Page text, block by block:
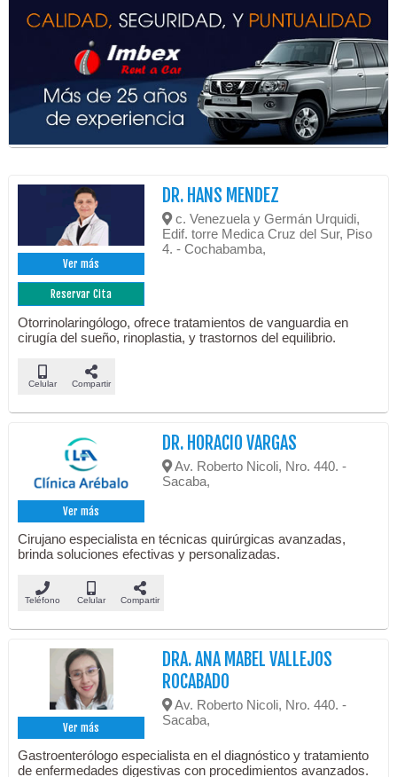
Ver más
Reservar Cita
DR. HANS MENDEZ
c. Venezuela y Germán Urquidi,
Edif. torre Medica Cruz del Sur, Piso
4. - Cochabamba,
Otorrinolaringólogo, ofrece tratamientos de vanguardia en
cirugía del sueño, rinoplastia, y trastornos del equilibrio.
Celular Compartir
Ver más
DR. HORACIO VARGAS
Av. Roberto Nicoli, Nro. 440. -
Sacaba,
Cirujano especialista en técnicas quirúrgicas avanzadas,
brinda soluciones efectivas y personalizadas.
Teléfono Celular Compartir
Ver más
DRA. ANA MABEL VALLEJOS
ROCABADO
Av. Roberto Nicoli, Nro. 440. -
Sacaba,
Gastroenterólogo especialista en el diagnóstico y tratamiento
de enfermedades digestivas con procedimientos avanzados.